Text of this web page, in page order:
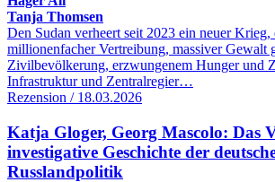
Tanja Thomsen
Den Sudan verheert seit 2023 ein neuer Krieg,
millionenfacher Vertreibung, massiver Gewalt
Zivilbevölkerung, erzwungenem Hunger und
Infrastruktur und Zentralregier…
Rezension / 18.03.2026
Katja Gloger, Georg Mascolo: Das
investigative Geschichte der
Russlandpolitik